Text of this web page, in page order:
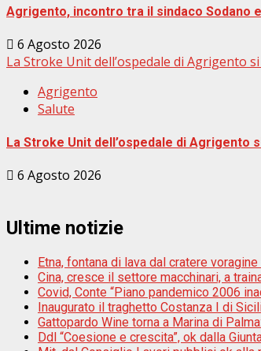
Agrigento, incontro tra il sindaco Sodano
6 Agosto 2026
La Stroke Unit dell’ospedale di Agrigento
Agrigento
Salute
La Stroke Unit dell’ospedale di
6 Agosto 2026
Ultime notizie
Etna, fontana di lava dal cratere
Cina, cresce il settore macchinari, a
Covid, Conte “Piano pandemico 2006
Inaugurato il traghetto Costanza I di
Gattopardo Wine torna a Marina di
Ddl “Coesione e crescita”, ok dalla